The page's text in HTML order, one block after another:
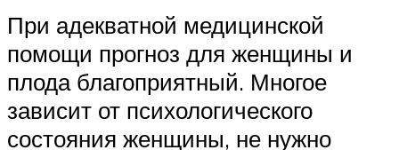
При адекватной медицинской
помощи прогноз для женщины и
плода благоприятный. Многое
зависит от психологического
состояния женщины, не нужно